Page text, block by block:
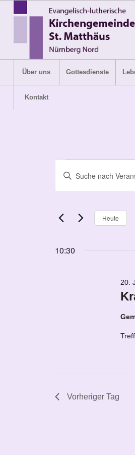
Über uns Gottesdienste
Kontakt
für
Januar
2026
Suche
Ansichten,
Navigation
Bitte
nach
Heute
10:30
20.
Vorheriger Tag